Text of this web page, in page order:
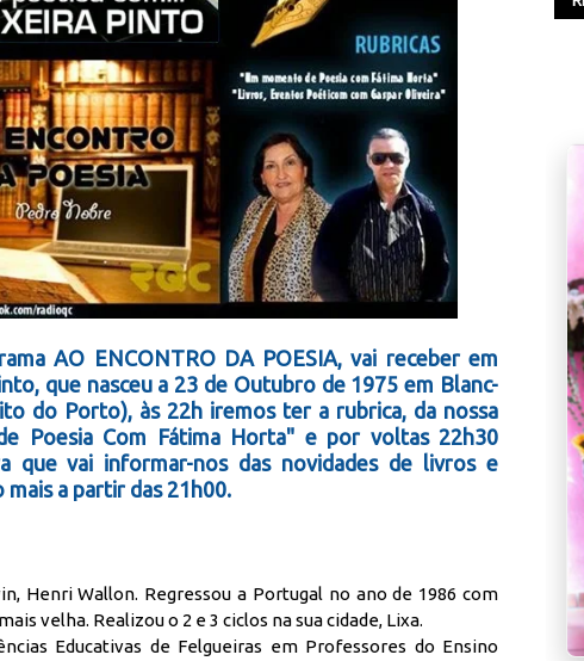
AO ENCONTRO DA POESIA, vai receber em
que nasceu a 23 de Outubro de 1975 em Blanc-
do Porto), às 22h iremos ter a rubrica, da nossa
Poesia Com Fátima Horta" e por voltas 22h30
que vai informar-nos das novidades de livros e
a partir das 21h00.
Henri Wallon. Regressou a Portugal no ano de 1986 com
velha. Realizou o 2 e 3 ciclos na sua cidade, Lixa.
Educativas de Felgueiras em Professores do Ensino